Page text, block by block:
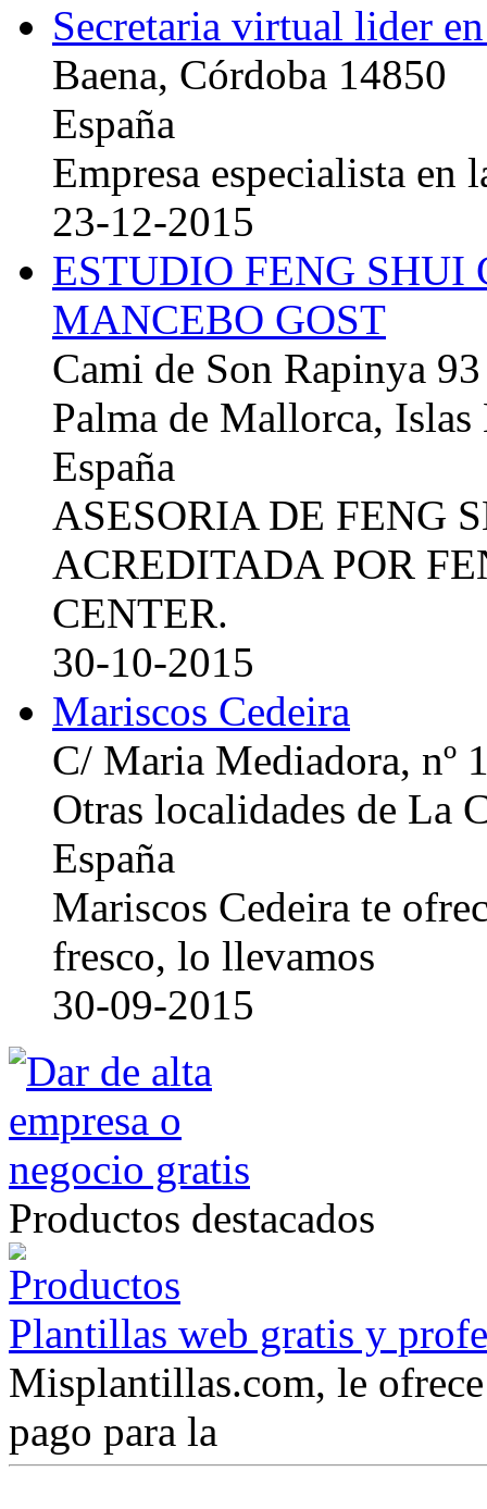
Secretaria virtual lider
Baena, Córdoba 14850
España
Empresa especialista en
23-12-2015
ESTUDIO FENG
MANCEBO GOST
Cami de Son Rapinya 93
Palma de Mallorca, Islas
España
ASESORIA DE FENG
ACREDITADA POR
CENTER.
30-10-2015
Mariscos Cedeira
C/ Maria Mediadora, nº
Otras localidades de La
España
Mariscos Cedeira te
fresco, lo llevamos
30-09-2015
Productos destacados
Plantillas web gratis y
Misplantillas.com, le
pago para la